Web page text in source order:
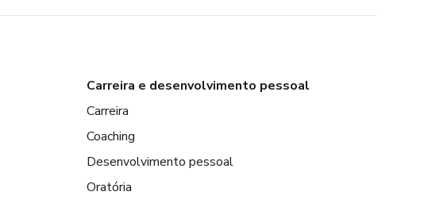
Carreira e desenvolvimento pessoal
Carreira
Coaching
Desenvolvimento pessoal
Oratória